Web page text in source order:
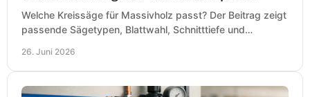
Welche Kreissäge für Massivholz passt? Der Beitrag zeigt
passende Sägetypen, Blattwahl, Schnitttiefe und
26. Juni 2026